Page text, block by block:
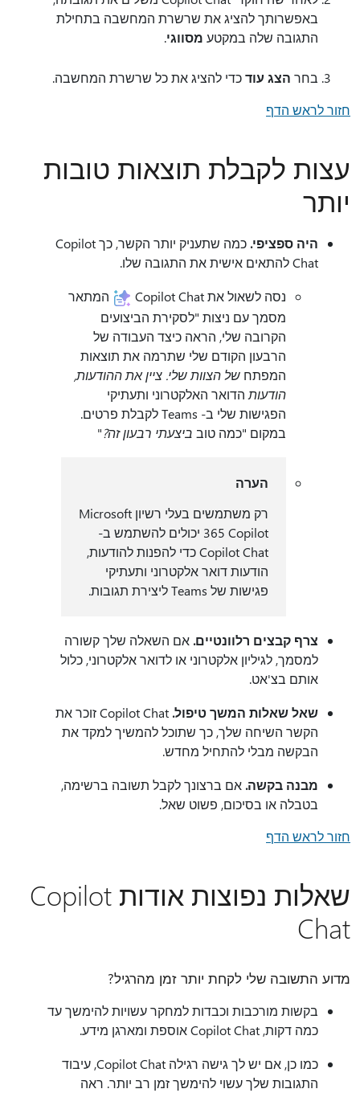
באפשרותך להציג את שרשרת המחשבה בתחילת
התגובה שלה במקטע מסווגי.
בחר הצג עודכדי להציג את כל שרשרת המחשבה.
חזור לראש הדף
עצות לקבלת תוצאות טובות
יותר
היה ספציפי.
כמה שתעניק יותר הקשר, כך Copilot
Chat להתאים אישית את התגובה שלו.
נסה לשאול את Copilot Chat
המתאר
מסמך עם ניצות "לסקירת הביצועים
הקרובה שלי, הראה כיצד העבודה של
הרבעון הקודם שלי שתרמה את תוצאות
המפתח של הצוות שלי. ציין את ההודעות,
הודעות הדואר האלקטרוני ותעתיקי
הפגישות שלי ב- Teams לקבלת פרטים.
במקום "כמה טוב ביצעתי רבעון זה?"
הערה
רק משתמשים בעלי רשיון Microsoft
365 Copilot יכולים להשתמש ב-
Copilot Chat כדי להפנות להודעות,
הודעות דואר אלקטרוני ותעתיקי
פגישות של Teams ליצירת תגובות.
צרף קבצים רלוונטיים. אם השאלה שלך קשורה
למסמך, לגיליון אלקטרוני או לדואר אלקטרוני, כלול
אותם בצ'אט.
שאל שאלות המשך טיפול.
Copilot Chat זוכר את
הקשר השיחה שלך, כך שתוכל להמשיך למקד את
הבקשה מבלי להתחיל מחדש.
מבנה בקשה. אם ברצונך לקבל תשובה ברשימה,
בטבלה או בסיכום, פשוט שאל.
חזור לראש הדף
שאלות נפוצות אודות Copilot
Chat
מדוע התשובה שלי לקחת יותר זמן מהרגיל?
בקשות מורכבות וכבדות למחקר עשויות להימשך עד
כמה דקות, Copilot Chat אוספת ומארגן מידע.
כמו כן, אם יש לך גישה רגילה Copilot Chat, עיבוד
התגובות שלך עשוי להימשך זמן רב יותר. ראה